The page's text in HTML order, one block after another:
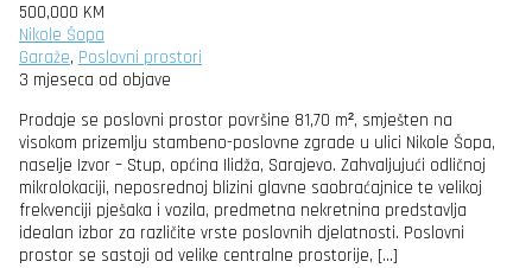
500,000 KM
Nikole Šopa
Garaže, Poslovni prostori
3 mjeseca od objave
Prodaje se poslovni prostor površine 81,70 m², smješten na
visokom prizemlju stambeno-poslovne zgrade u ulici Nikole Šopa,
naselje Izvor – Stup, općina Ilidža, Sarajevo. Zahvaljujući odličnoj
mikrolokaciji, neposrednoj blizini glavne saobraćajnice te velikoj
frekvenciji pješaka i vozila, predmetna nekretnina predstavlja
idealan izbor za različite vrste poslovnih djelatnosti. Poslovni
prostor se sastoji od velike centralne prostorije, […]